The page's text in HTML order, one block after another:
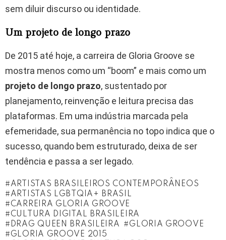
sem diluir discurso ou identidade.
Um projeto de longo prazo
De 2015 até hoje, a carreira de Gloria Groove se
mostra menos como um “boom” e mais como um
projeto de longo prazo, sustentado por
planejamento, reinvenção e leitura precisa das
plataformas. Em uma indústria marcada pela
efemeridade, sua permanência no topo indica que o
sucesso, quando bem estruturado, deixa de ser
tendência e passa a ser legado.
ARTISTAS BRASILEIROS CONTEMPORÂNEOS
ARTISTAS LGBTQIA+ BRASIL
CARREIRA GLORIA GROOVE
CULTURA DIGITAL BRASILEIRA
DRAG QUEEN BRASILEIRA
GLORIA GROOVE
GLORIA GROOVE 2015